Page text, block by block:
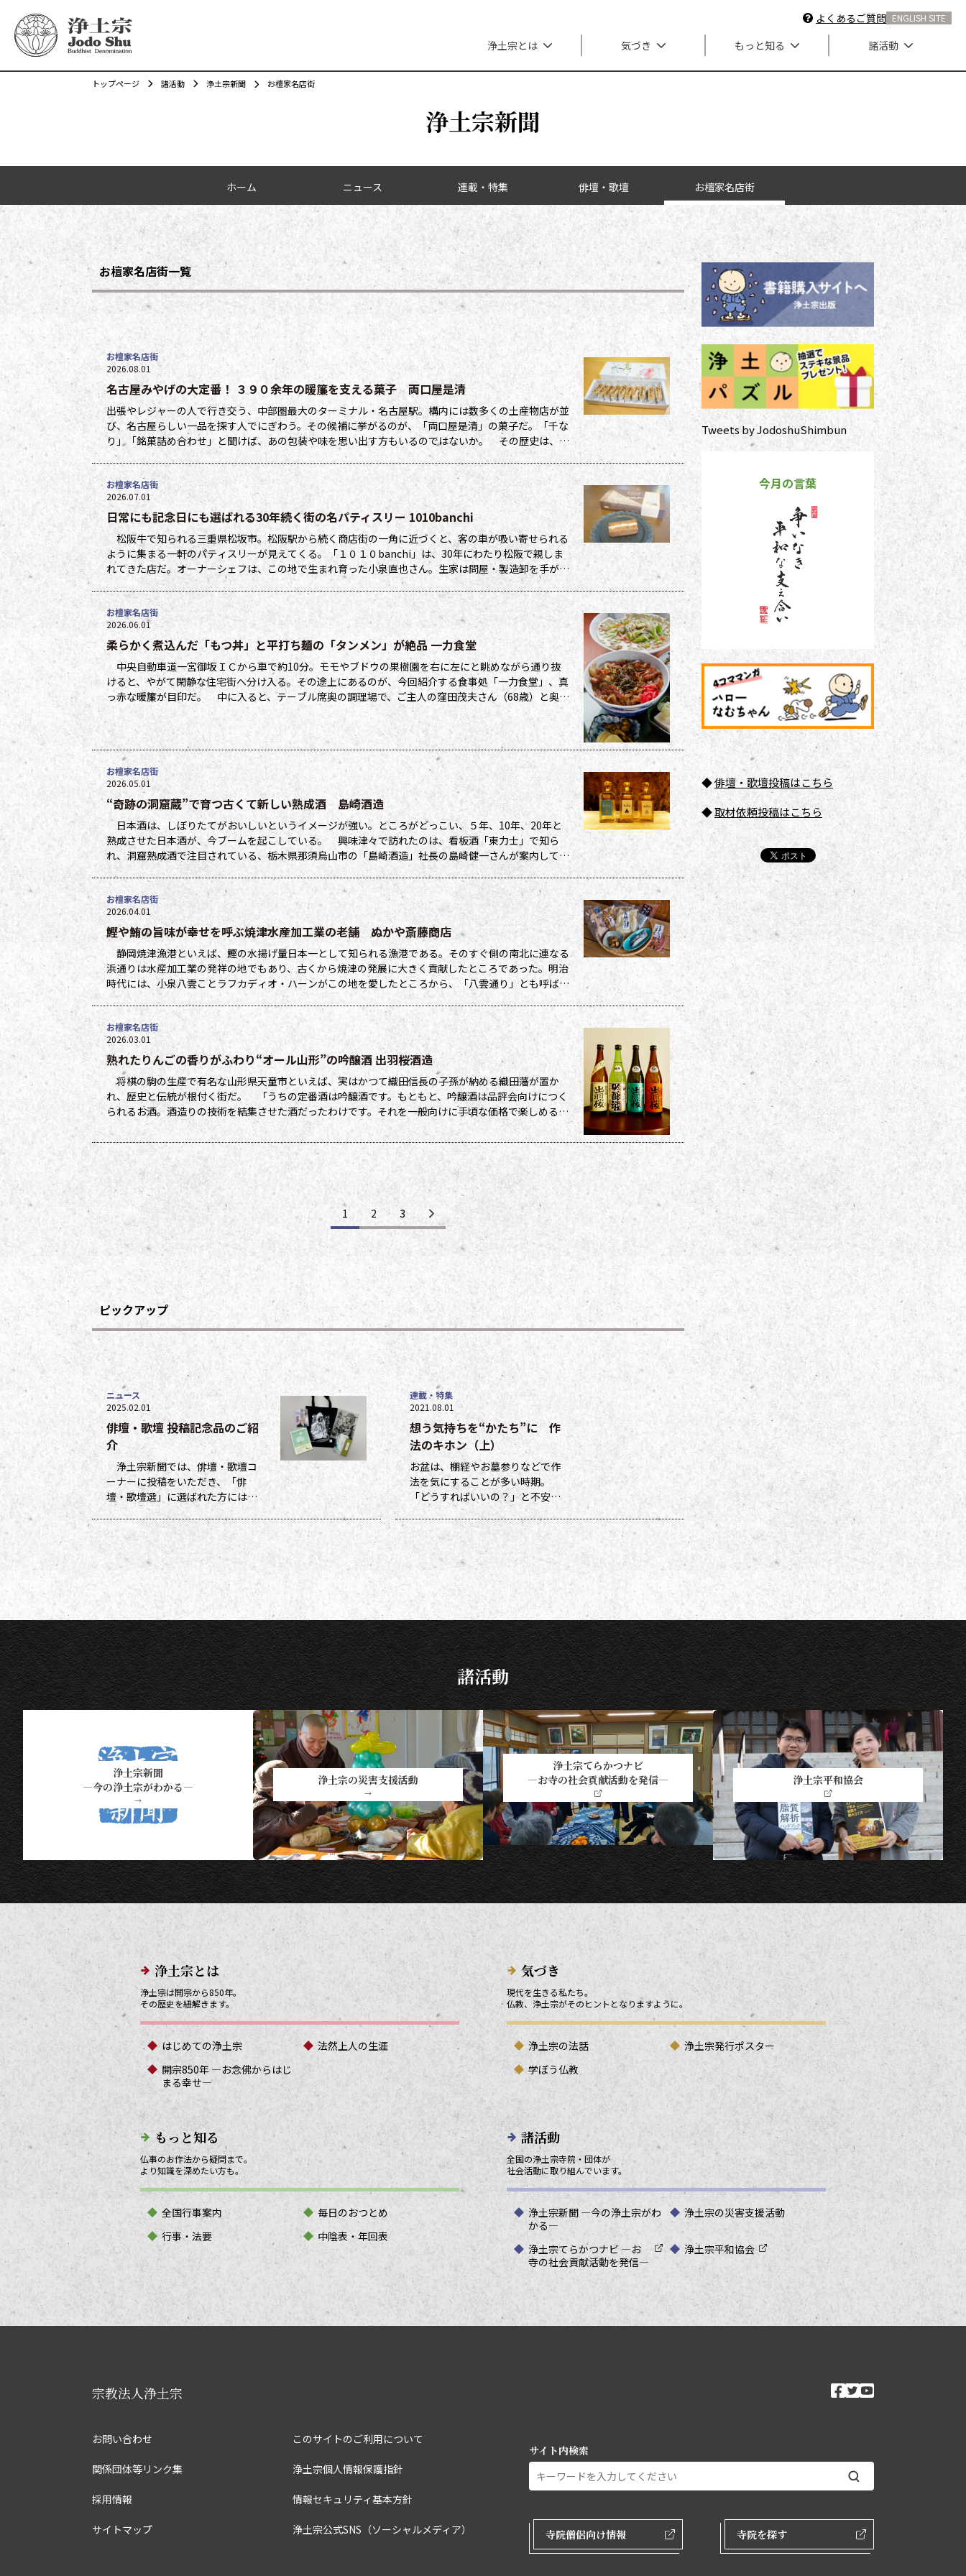
よくあるご質問 ENGLISH SITE
メインナビゲーション
浄土宗とは 気づき もっと知る 諸活動
浄土宗新聞
トップページ 諸活動 浄土宗新聞 お檀家名店街
ホーム ニュース 連載・特集 俳壇・歌壇 お檀家名店街
お檀家名店街一覧
名古屋みやげの大定番！ ３９０余年の暖簾を支える菓子 両口屋是清
出張やレジャーの人で行き交う、中部圏最大のターミナル・名古屋駅。構内には数多くの土産物店が並
び、名古屋らしい一品を探す人でにぎわう。その候補に挙がるのが、「両口屋是清」の菓子だ。「千な
り」「銘菓詰め合わせ」と聞けば、あの包装や味を思い出す方もいるのではないか。 その歴史は、寛
永11年（１６３４）まで遡る。那古野本町で創業し尾張藩の御菓子御用をつとめ、二代藩主
お檀家名店街
2026.08.01
日常にも記念日にも選ばれる30年続く街の名パティスリー 1010banchi
松阪牛で知られる三重県松坂市。松阪駅から続く商店街の一角に近づくと、客の車が吸い寄せられる
ように集まる一軒のパティスリーが見えてくる。「１０１０banchi」は、30年にわたり松阪で親しま
れてきた店だ。オーナーシェフは、この地で生まれ育った小泉直也さん。生家は問屋・製造卸を手がけ
る菓子店で、修業を経て26歳で実家のあった場所に店を構えた。店名には、その原点
お檀家名店街
2026.07.01
柔らかく煮込んだ「もつ丼」と平打ち麺の「タンメン」が絶品 一力食堂
中央自動車道一宮御坂ＩＣから車で約10分。モモやブドウの果樹園を右に左にと眺めながら通り抜
けると、やがて閑静な住宅街へ分け入る。その途上にあるのが、今回紹介する食事処「一力食堂」、真
っ赤な暖簾が目印だ。 中に入ると、テーブル席奥の調理場で、ご主人の窪田茂夫さん（68歳）と奥さ
んの孝江さん（68歳）が、甲斐甲斐しく駆け回っていた。奥にある２部屋の座敷を含め、
お檀家名店街
2026.06.01
“奇跡の洞窟蔵”で育つ古くて新しい熟成酒 島崎酒造
日本酒は、しぼりたてがおいしいというイメージが強い。ところがどっこい、５年、10年、20年と
熟成させた日本酒が、今ブームを起こしている。 興味津々で訪れたのは、看板酒「東力士」で知ら
れ、洞窟熟成酒で注目されている、栃木県那須烏山市の「島崎酒造」社長の島崎健一さんが案内してく
れた。 「洞窟で熟成させた『熟露枯』の１年ものと10年ものを飲んでみてください」１年
お檀家名店街
2026.05.01
鰹や鮪の旨味が幸せを呼ぶ焼津水産加工業の老舗 ぬかや斎藤商店
静岡焼津漁港といえば、鰹の水揚げ量日本一として知られる漁港である。そのすぐ側の南北に連なる
浜通りは水産加工業の発祥の地でもあり、古くから焼津の発展に大きく貢献したところであった。明治
時代には、小泉八雲ことラフカディオ・ハーンがこの地を愛したところから、「八雲通り」とも呼ばれ
ている。 その中程で１００年以上も前から水産加工業を営むのが、今回紹介する「ぬかや斎
お檀家名店街
2026.04.01
熟れたりんごの香りがふわり“オール山形”の吟醸酒 出羽桜酒造
将棋の駒の生産で有名な山形県天童市といえば、実はかつて織田信長の子孫が納める織田藩が置か
れ、歴史と伝統が根付く街だ。 「うちの定番酒は吟醸酒です。もともと、吟醸酒は品評会向けにつく
られるお酒。酒造りの技術を結集させた酒だったわけです。それを一般向けに手頃な価格で楽しめるよ
うに広めたのが、うちの三代目でした」 そう話すのは、山形県天童市にある「出羽桜酒造」四
お檀家名店街
2026.03.01
1 2 3
ピックアップ
俳壇・歌壇 投稿記念品のご紹
介
浄土宗新聞では、俳壇・歌壇コ
ーナーに投稿をいただき、「俳
壇・歌壇選」に選ばれた方には５
ポイント、他掲載になった方には
１ポイントを贈呈しています。ポ
イントは貯まった数に応じて、浄
土宗新聞オリジナルグッズなどの
景品と交換できます（交換・発送
は下記一覧表通知のタイミングに
なります）。 ポイント保有者の
方には、半年に一度、ポイント数
とともに記念品一覧表を送付いた
し
ニュース
2025.02.01
想う気持ちを“かたち”に 作
法のキホン（上）
お盆は、棚経やお墓参りなどで作
法を気にすることが多い時期。
「どうすればいいの？」と不安に
なる方も多いのではないでしょう
か。作法ばかり気にしていては、
ご先祖さまやご本尊さまとしっか
りと向き合えません。今号から２
回にわたって紹介する浄土宗の作
法の基本をおさえ、大切な方と向
き合い、よりよい時間を過ごしま
しょう。 袈裟のつけ方 お参りや法
要の時に、ぜひ身に着けていた
連載・特集
2021.08.01
Tweets by JodoshuShimbun
今月の言葉
◆俳壇・歌壇投稿はこちら
◆取材依頼投稿はこちら
諸活動
浄土宗新聞
―今の浄土宗がわかる―
→
浄土宗の災害支援活動
→
浄土宗てらかつナビ
―お寺の社会貢献活動を発信―
浄土宗平和協会
メインメニューリンク
浄土宗とは
浄土宗は開宗から850年。
その歴史を紐解きます。
はじめての浄土宗
法然上人の生涯
開宗850年 ―お念佛からはじ
まる幸せ―
気づき
現代を生きる私たち。
仏教、浄土宗がそのヒントとなりますように。
浄土宗の法話
浄土宗発行ポスター
学ぼう仏教
もっと知る
仏事のお作法から疑問まで。
より知識を深めたい方も。
全国行事案内
毎日のおつとめ
行事・法要
中陰表・年回表
諸活動
全国の浄土宗寺院・団体が
社会活動に取り組んでいます。
浄土宗新聞 ―今の浄土宗がわ
かる―
浄土宗の災害支援活動
浄土宗てらかつナビ ―お
寺の社会貢献活動を発信―
浄土宗平和協会
宗教法人浄土宗
お問い合わせ
関係団体等リンク集
採用情報
サイトマップ
このサイトのご利用について
浄土宗個人情報保護指針
情報セキュリティ基本方針
浄土宗公式SNS（ソーシャルメディア）
ソーシャル
facebook
twitter
サイト内検索
外部ページリンク
寺院僧侶向け情報 寺院を探す